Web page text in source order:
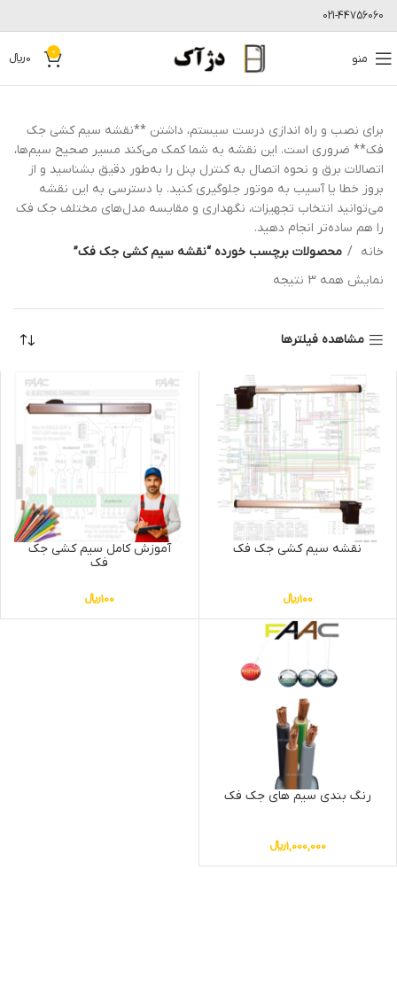
021-44756060
منو 0
0﷼
برای نصب و راه اندازی درست سیستم، داشتن **نقشه سیم کشی جک
فک** ضروری است. این نقشه به شما کمک می‌کند مسیر صحیح سیم‌ها،
اتصالات برق و نحوه اتصال به کنترل پنل را به‌طور دقیق بشناسید و از
بروز خطا یا آسیب به موتور جلوگیری کنید. با دسترسی به این نقشه
می‌توانید انتخاب تجهیزات، نگهداری و مقایسه مدل‌های مختلف جک فک
را هم ساده‌تر انجام دهید.
خانه
محصولات برچسب خورده “نقشه سیم کشی جک فک”
نمایش همه 3 نتیجه
مشاهده فیلترها
نقشه سیم کشی جک فک
100﷼
آموزش کامل سیم کشی جک
فک
100﷼
رنگ بندی سیم های جک فک
1,000,000﷼